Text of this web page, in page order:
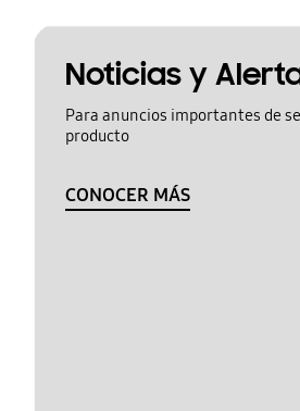
Noticias y
Para anuncios importantes de
producto
CONOCER MÁS